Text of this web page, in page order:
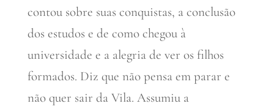
contou sobre suas conquistas, a conclusão
dos estudos e de como chegou à
universidade e a alegria de ver os filhos
formados. Diz que não pensa em parar e
não quer sair da Vila. Assumiu a